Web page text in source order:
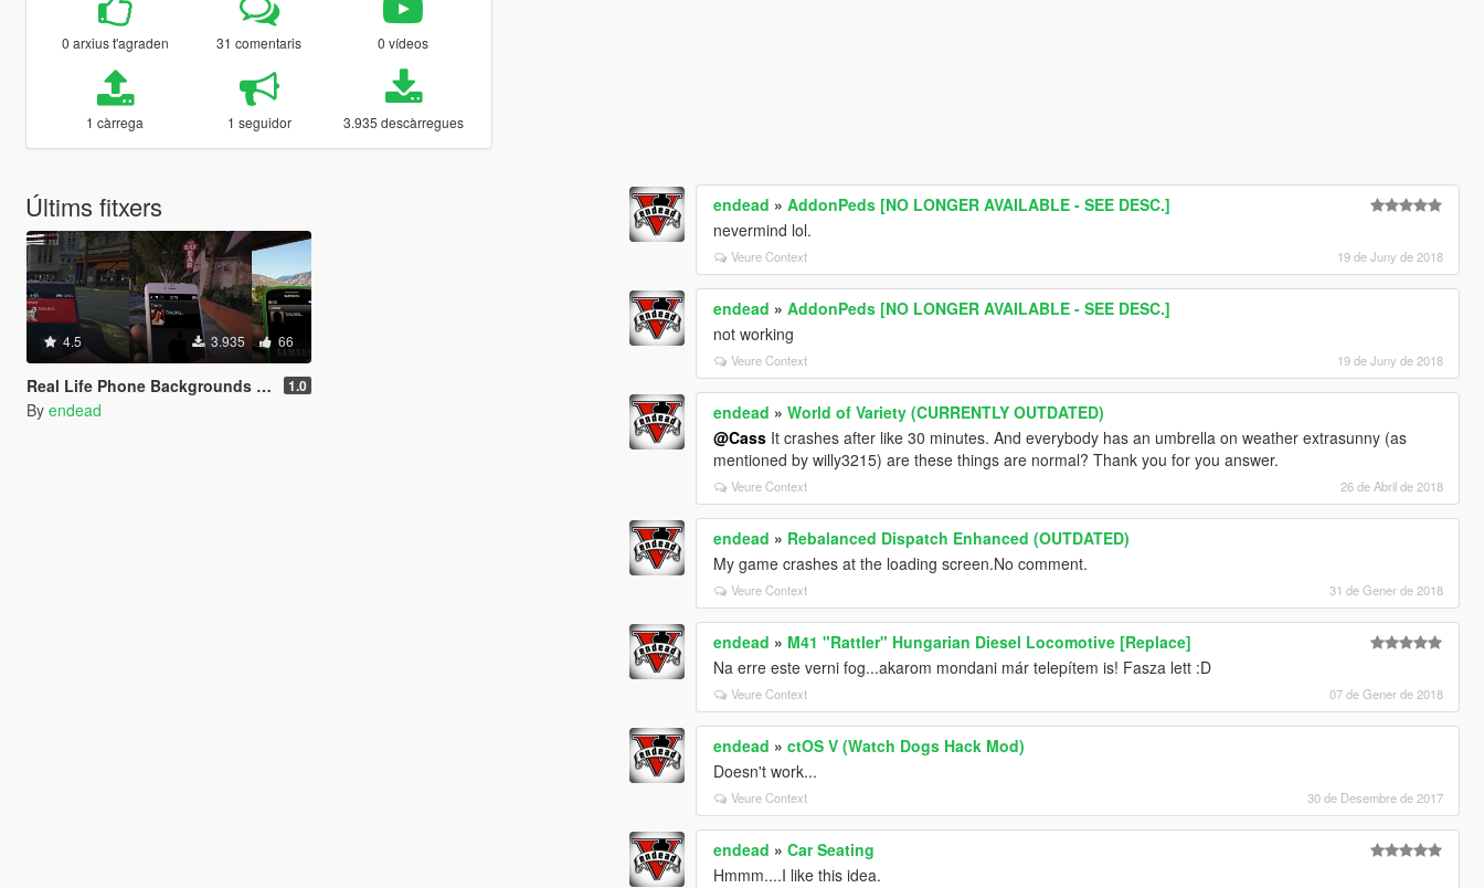
0 arxius t'agraden 31 comentaris 0 vídeos
1 càrrega 1 seguidor 3.935 descàrregues
Últims fitxers
4.5 3.935 66
Real Life Phone Backgrounds During Calls 1.0
By endead
endead »AddonPeds [NO LONGER AVAILABLE - SEE DESC.]
nevermind lol.
Veure Context 19 de Juny de 2018
endead »AddonPeds [NO LONGER AVAILABLE - SEE DESC.]
not working
Veure Context 19 de Juny de 2018
endead »World of Variety (CURRENTLY OUTDATED)
@Cass It crashes after like 30 minutes. And everybody has an umbrella on weather extrasunny (as
mentioned by willy3215) are these things are normal? Thank you for you answer.
Veure Context 26 de Abril de 2018
endead » Rebalanced Dispatch Enhanced (OUTDATED)
My game crashes at the loading screen.No comment.
Veure Context 31 de Gener de 2018
endead » M41 "Rattler" Hungarian Diesel Locomotive [Replace]
Na erre este verni fog...akarom mondani már telepítem is! Fasza lett :D
Veure Context 07 de Gener de 2018
endead »ctOS V (Watch Dogs Hack Mod)
Doesn't work...
Veure Context 30 de Desembre de 2017
endead »Car Seating
Hmmm....I like this idea.